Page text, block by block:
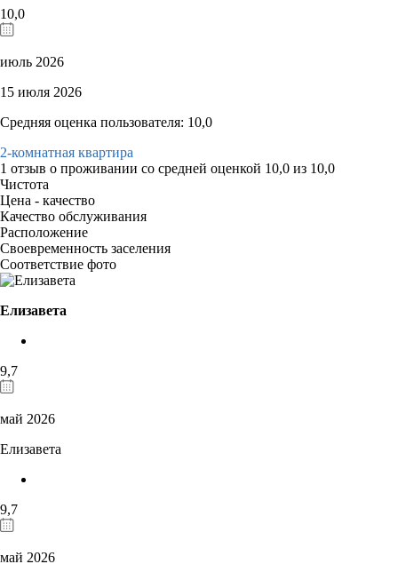
10,0
июль 2026
15 июля 2026
Средняя оценка пользователя: 10,0
2-комнатная квартира
1 отзыв о проживании со средней оценкой 10,0 из 10,0
Чистота
Цена - качество
Качество обслуживания
Расположение
Своевременность заселения
Соответствие фото
Елизавета
9,7
май 2026
Елизавета
9,7
май 2026